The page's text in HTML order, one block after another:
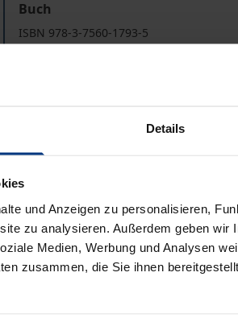
Details
und Anzeigen zu personalisieren,
zu analysieren. Außerdem geben wir
Medien, Werbung und Analysen
zusammen, die Sie ihnen
Buch
ISBN 978-3-7560-1793-5
Preisangaben inkl. MwSt. Abhängig von
In den Warenkorb
Hinweise zu Versandkosten
Rezensionen